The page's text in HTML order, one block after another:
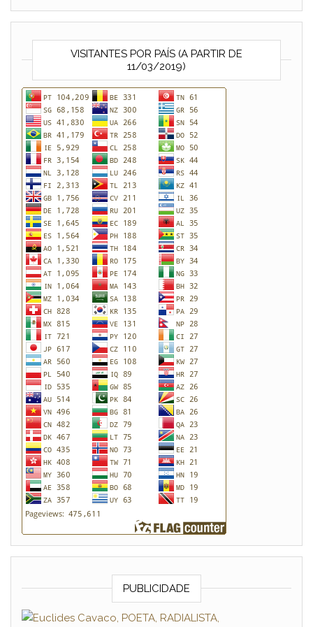
VISITANTES POR PAÍS (A PARTIR DE
11/03/2019)
PUBLICIDADE